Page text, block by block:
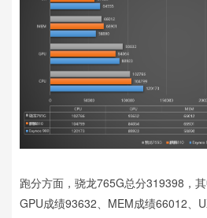
跑分方面，骁龙765G总分319398，其
GPU成绩93632、MEM成绩66012、